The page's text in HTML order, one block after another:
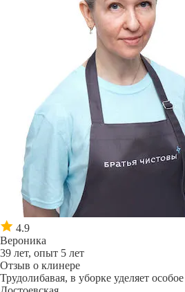
4.9
Вероника
39 лет, опыт 5 лет
Отзыв о клинере
Трудолибавая, в уборке уделяет